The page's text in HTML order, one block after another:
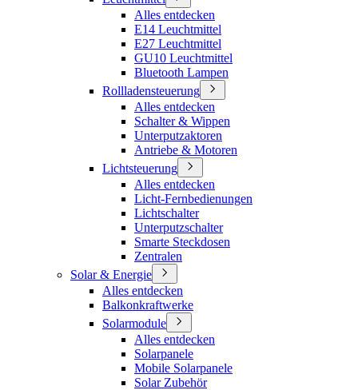
Alles entdecken
E14 Leuchtmittel
E27 Leuchtmittel
GU10 Leuchtmittel
Bluetooth Lampen
Rollladensteuerung
Alles entdecken
Schalter & Wippen
Unterputzaktoren
Antriebe & Motoren
Lichtsteuerung
Alles entdecken
Licht-Fernbedienungen
Lichtschalter
Unterputzschalter
Smarte Steckdosen
Zentralen
Solar & Energie
Alles entdecken
Balkonkraftwerke
Solarmodule
Alles entdecken
Solarpanele
Mobile Solarpanele
Solar Zubehör